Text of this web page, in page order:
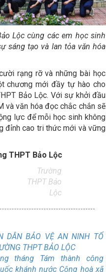
Lộc cùng các em học sinh
sáng tạo và lan tỏa văn hóa
rạng rỡ và những bài học
chương mới đầy tự hào cho
Bảo Lộc. Với sự khởi đầu
và văn hóa đọc chắc chắn sẽ
lực để mỗi học sinh không
đỉnh cao tri thức mới và vững
THPT Bảo Lộc
Trường
THPT Bảo
Lộc
DÂN BẢO VỆ AN NINH TỔ
THPT BẢO LỘC
tháng Tám thành công
khánh nước Cộng hoà xã